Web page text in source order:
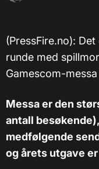
(PressFire.no):
runde med
Gamescom-
Messa er den
antall
medfølgende
og årets utgave